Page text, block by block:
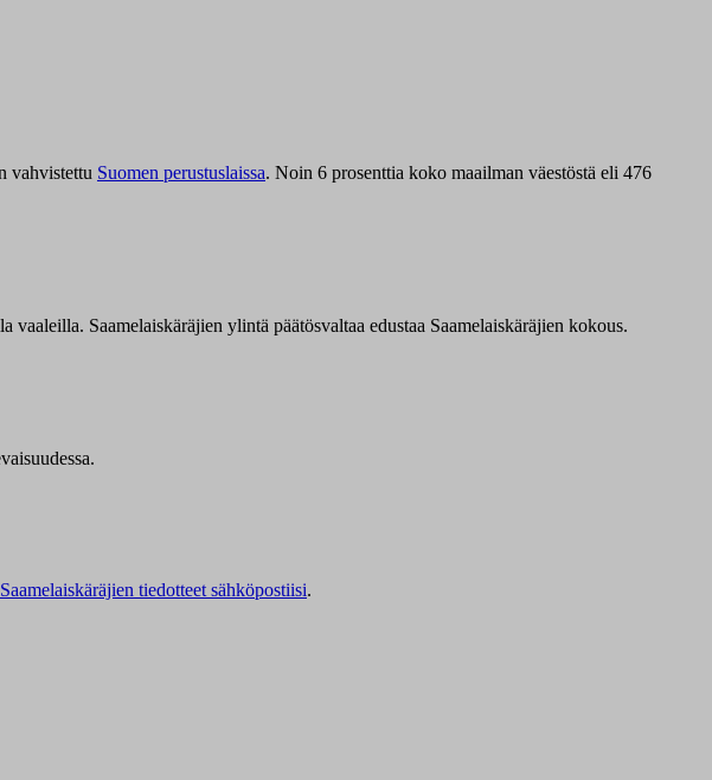
vahvistettu Suomen perustuslaissa. Noin 6 prosenttia koko maailman väestöstä eli 476
vaaleilla. Saamelaiskäräjien ylintä päätösvaltaa edustaa Saamelaiskäräjien kokous.
tiedotteet sähköpostiisi.